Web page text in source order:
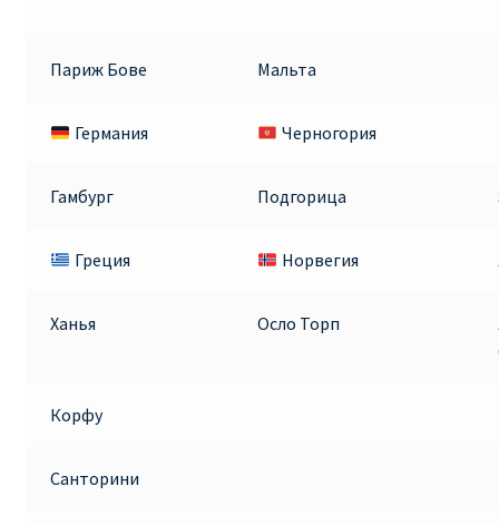
Париж Бове Мальта
Германия Черногория
Гамбург Подгорица
Греция Норвегия
Ханья Осло Торп
Корфу
Санторини